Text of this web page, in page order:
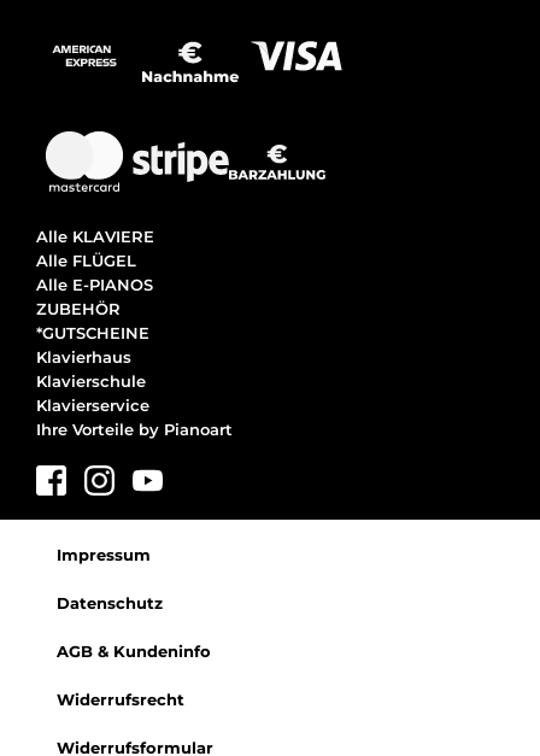
Alle KLAVIERE
Alle FLÜGEL
Alle E-PIANOS
ZUBEHÖR
*GUTSCHEINE
Klavierhaus
Klavierschule
Klavierservice
Ihre Vorteile by Pianoart
Impressum
Datenschutz
AGB & Kundeninfo
Widerrufsrecht
Widerrufsformular